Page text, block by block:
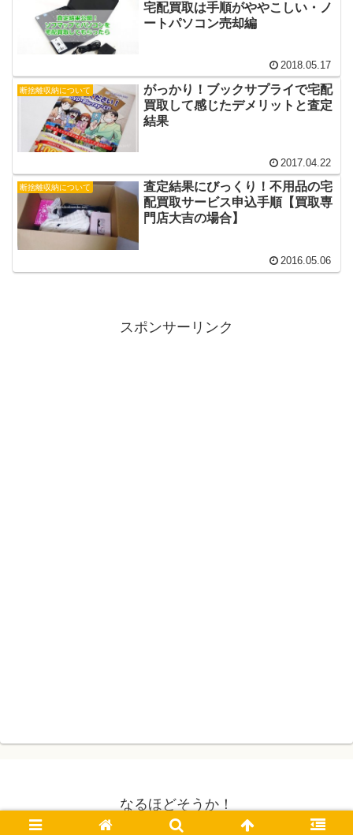
宅配買取は手順がややこしい・ノ
ートパソコン売却編
2018.05.17
断捨離収納について
がっかり！ブックサプライで宅配
買取して感じたデメリットと査定
結果
2017.04.22
断捨離収納について
査定結果にびっくり！不用品の宅
配買取サービス申込手順【買取専
門店大吉の場合】
2016.05.06
スポンサーリンク
なるほどそうか！
© 2015 なるほどそうか！.